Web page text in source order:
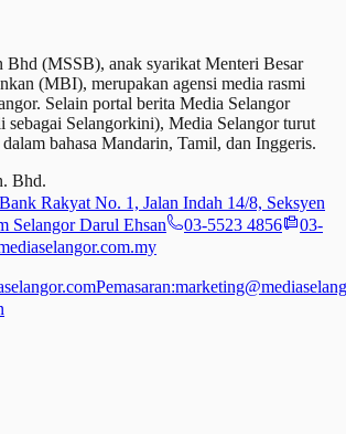
Bhd (MSSB), anak syarikat Menteri Besar
(MBI), merupakan agensi media rasmi
Selain portal berita Media Selangor
sebagai Selangorkini), Media Selangor turut
bahasa Mandarin, Tamil, dan Inggeris.
Bhd.
Rakyat No. 1, Jalan Indah 14/8, Seksyen
Selangor Darul Ehsan
03-5523 4856
03-
Pemasaran: